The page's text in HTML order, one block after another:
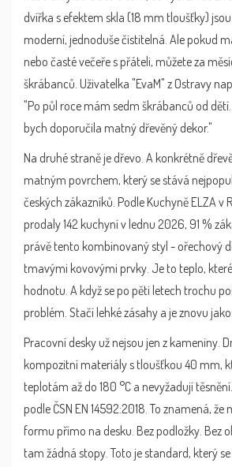
dvířka s efektem skla (18 mm tloušťky)
moderní, jednoduše čistitelná. Ale pokud
nebo časté večeře s přáteli, můžete za
škrábanců. Uživatelka "EvaM" z Ostravy
"Po půl roce mám sedm škrábanců od
bych doporučila matný dřevěný dekor."
Na druhé straně je dřevo. A konkrétně
matným povrchem, který se stává
českých zákazníků. Podle Kuchyně ELZA v
prodaly 142 kuchyní v lednu 2026, 91 %
právě tento kombinovaný styl - ořechový
tmavými kovovými prvky. Je to teplo,
hodnotu. A když se po pěti letech trochu
problém. Stačí lehké zásahy a je znovu
Pracovní desky už nejsou jen z kameniny.
kompozitní materiálys tloušťkou 40 mm,
teplotám až do 180 °C a nevyžadují těsnění
podle ČSN EN 14592:2018. To znamená,
formu přímo na desku. Bez podložky. Bez
tam žádná stopy. Toto je standard, který